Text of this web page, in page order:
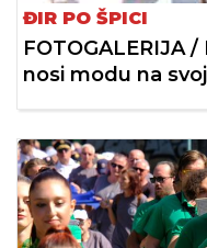
ĐIR PO ŠPICI
FOTOGALERIJA
nosi modu na